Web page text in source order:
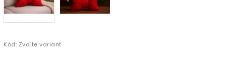
Kód: Zvoľte variant